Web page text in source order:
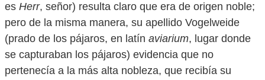
es Herr, señor) resulta claro que era de origen noble;
pero de la misma manera, su apellido Vogelweide
(prado de los pájaros, en latín aviarium, lugar donde
se capturaban los pájaros) evidencia que no
pertenecía a la más alta nobleza, que recibía su